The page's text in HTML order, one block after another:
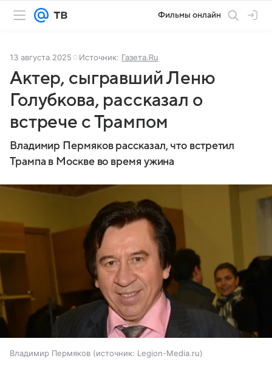
Фильмы онлайн
13 августа 2025 Источник: Газета.Ru
Актер, сыгравший Леню
Голубкова, рассказал о
встрече с Трампом
Владимир Пермяков рассказал, что встретил
Трампа в Москве во время ужина
Владимир Пермяков источник: Legion-Media.ru